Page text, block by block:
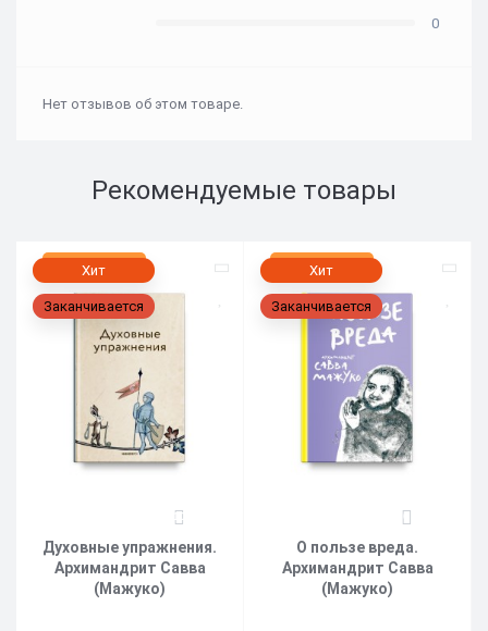
0
Нет отзывов об этом товаре.
Рекомендуемые товары
Нет в наличии
Хит
Заканчивается
10
Духовные упражнения.
Архимандрит Савва
(Мажуко)
Нет в наличии
Хит
Заканчивается
О пользе вреда.
Архимандрит Савва
(Мажуко)